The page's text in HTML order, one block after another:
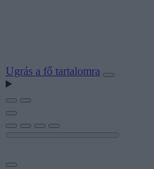
Ugrás a fő tartalomra